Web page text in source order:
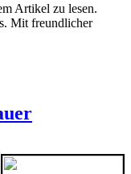
Artikel zu lesen.
Mit freundlicher